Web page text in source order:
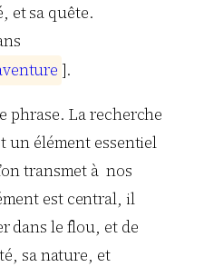
et sa quête.
venture ].
phrase. La recherche
un élément essentiel
transmet à nos
est central, il
dans le flou, et de
sa nature, et